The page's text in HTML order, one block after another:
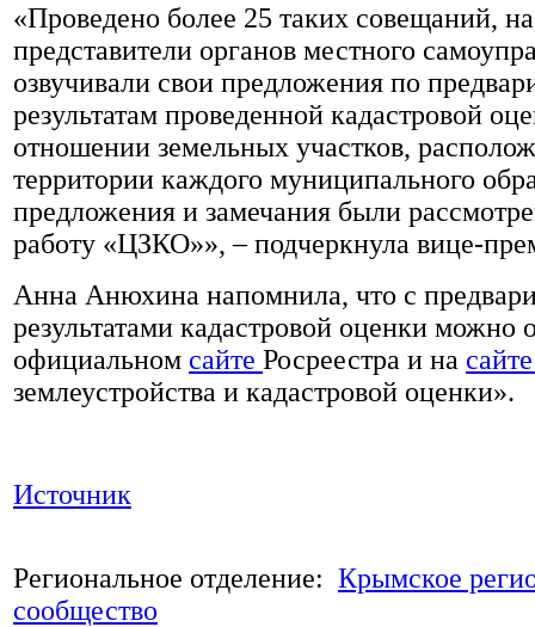
«Проведено более 25 таких совещаний,
представители органов местного
озвучивали свои предложения по
результатам проведенной кадастровой
отношении земельных участков,
территории каждого муниципального
предложения и замечания были
работу «ЦЗКО»», – подчеркнула вице-
Анна Анюхина напомнила, что с
результатами кадастровой оценки можно
официальном сайте Росреестра и на
землеустройства и кадастровой оценки».
Источник
Региональное отделение: Крымское
сообщество